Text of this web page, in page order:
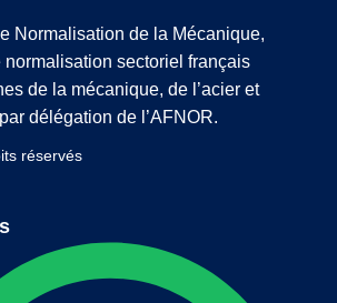
Normalisation de la Mécanique,
normalisation sectoriel français
de la mécanique, de l’acier et
délégation de l’AFNOR.
réservés